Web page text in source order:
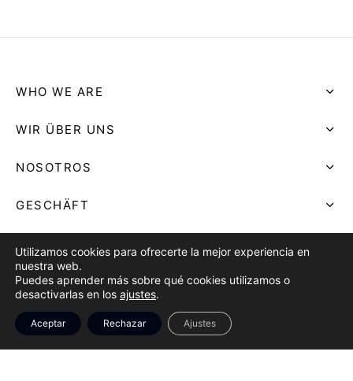
WHO WE ARE
WIR ÜBER UNS
NOSOTROS
GESCHÄFT
TIENDA
AVISO LEGAL
Utilizamos cookies para ofrecerte la mejor experiencia en
nuestra web.
Puedes aprender más sobre qué cookies utilizamos o
desactivarlas en los ajustes.
Aceptar Rechazar Ajustes